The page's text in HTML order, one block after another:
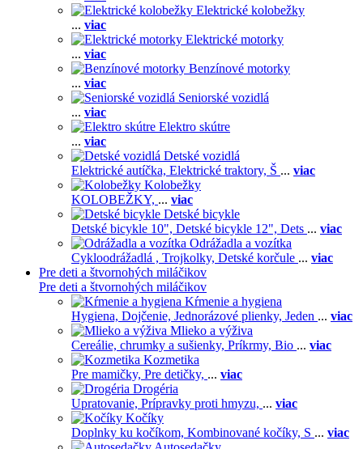
Elektrické kolobežky
... viac
Elektrické motorky
... viac
Benzínové motorky
... viac
Seniorské vozidlá
... viac
Elektro skútre
... viac
Detské vozidlá
Elektrické autíčka, Elektrické traktory, Š ... viac
Kolobežky
KOLOBEŽKY, ... viac
Detské bicykle
Detské bicykle 10", Detské bicykle 12", Dets ... viac
Odrážadla a vozítka
Cykloodrážadlá , Trojkolky, Detské korčule ... viac
Pre deti a štvornohých miláčikov
Pre deti a štvornohých miláčikov
Kŕmenie a hygiena
Hygiena, Dojčenie, Jednorázové plienky, Jeden ... viac
Mlieko a výživa
Cereálie, chrumky a sušienky, Príkrmy, Bio ... viac
Kozmetika
Pre mamičky, Pre detičky, ... viac
Drogéria
Upratovanie, Prípravky proti hmyzu, ... viac
Kočíky
Doplnky ku kočíkom, Kombinované kočíky, S ... viac